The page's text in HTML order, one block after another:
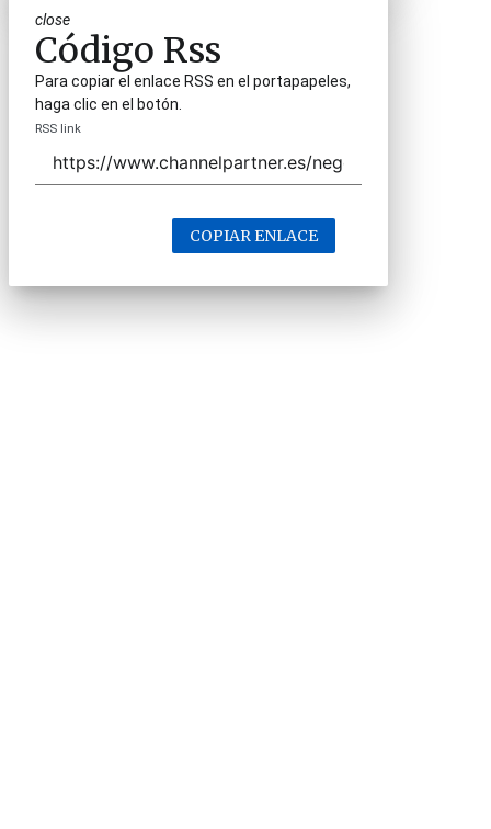
close
Código Rss
Para copiar el enlace RSS en el portapapeles,
haga clic en el botón.
RSS link
COPIAR ENLACE